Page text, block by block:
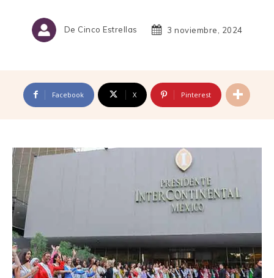
De Cinco Estrellas 3 noviembre, 2024
Facebook X Pinterest